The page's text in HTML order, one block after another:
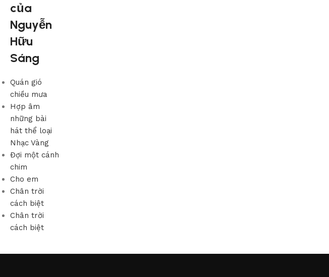
của
Nguyễn
Hữu
Sáng
Quán gió
chiều mưa
Hợp âm
những bài
hát thể loại
Nhạc Vàng
Đợi một cánh
chim
Cho em
Chân trời
cách biệt
Chân trời
cách biệt